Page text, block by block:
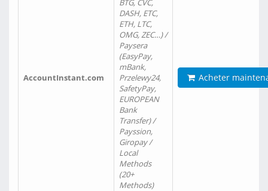
AccountInstant.com
BTG, CVC,
DASH, ETC,
ETH, LTC,
OMG, ZEC…) /
Paysera
(EasyPay,
mBank,
Przelewy24,
SafetyPay,
EUROPEAN
Bank
Transfer) /
Payssion,
Giropay /
Local
Methods
(20+
Methods)
Acheter